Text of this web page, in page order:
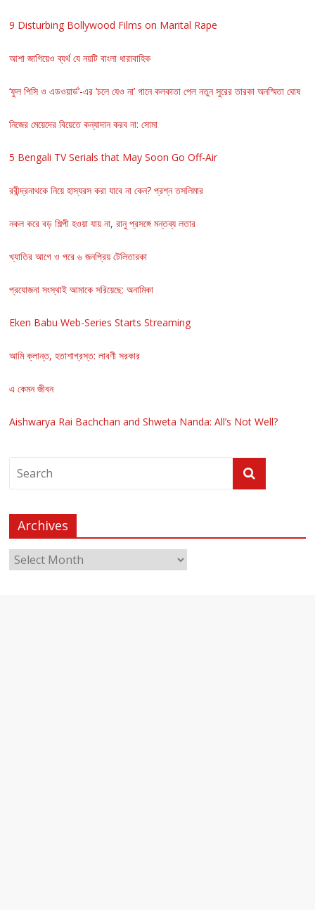
9 Disturbing Bollywood Films on Marital Rape
আশা জাগিয়েও ব্যর্থ যে নয়টি বাংলা ধারাবাহিক
‘ফুল পিসি ও এডওয়ার্ড’-এর ‘চলে যেও না’ গানে কলকাতা পেল নতুন সুরের তারকা অনস্মিতা ঘোষ
নিজের মেয়েদের বিয়েতে কন্যাদান করব না: সোমা
5 Bengali TV Serials that May Soon Go Off-Air
রবীন্দ্রনাথকে নিয়ে হাস্যরস করা যাবে না কেন? প্রশ্ন তসলিমার
নকল করে বড় শিল্পী হওয়া যায় না, রানু প্রসঙ্গে মন্তব্য লতার
খ্যাতির আগে ও পরে ৬ জনপ্রিয় টেলিতারকা
প্রযোজনা সংস্থাই আমাকে সরিয়েছে: অনামিকা
Eken Babu Web-Series Starts Streaming
আমি ক্লান্ত, হতাশাগ্রস্ত: লাবণী সরকার
এ কেমন জীবন
Aishwarya Rai Bachchan and Shweta Nanda: All’s Not Well?
Archives